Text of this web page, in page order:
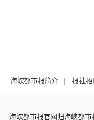
海峡都市报简介 | 报社招
海峡都市报官网归海峡都市